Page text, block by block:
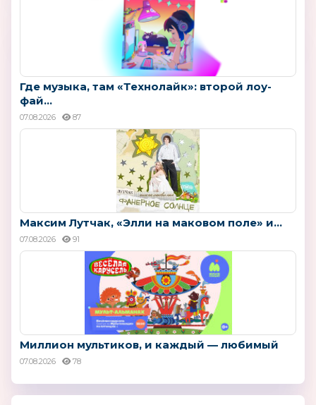
Где музыка, там «Технолайк»: второй лоу-
фай...
07.08.2026 87
Максим Лутчак, «Элли на маковом поле» и...
07.08.2026 91
Миллион мультиков, и каждый — любимый
07.08.2026 78